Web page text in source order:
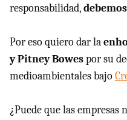
responsabilidad,
Por eso quiero dar la
y Pitney Bowespor su
medioambientales bajo
¿Puede que las